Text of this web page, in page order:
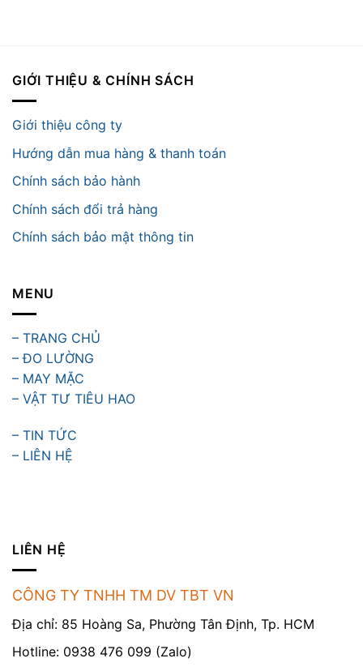
GIỚI THIỆU & CHÍNH SÁCH
Giới thiệu công ty
Hướng dẫn mua hàng & thanh toán
Chính sách bảo hành
Chính sách đổi trả hàng
Chính sách bảo mật thông tin
MENU
– TRANG CHỦ
– ĐO LƯỜNG
– MAY MẶC
– VẬT TƯ TIÊU HAO
– TIN TỨC
– LIÊN HỆ
LIÊN HỆ
CÔNG TY TNHH TM DV TBT VN
Địa chỉ: 85 Hoàng Sa, Phường Tân Định, Tp. HCM
Hotline: 0938 476 099 (Zalo)